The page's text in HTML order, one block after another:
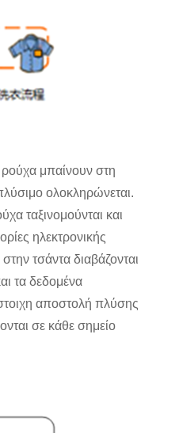
μπαίνουν στη
ολοκληρώνεται.
ταξινομούνται και
ηλεκτρονικής
τσάντα διαβάζονται
τα δεδομένα
αποστολή πλύσης
σε κάθε σημείο